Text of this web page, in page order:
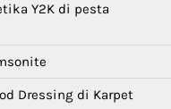
Y2K di pesta
Dressing di Karpet